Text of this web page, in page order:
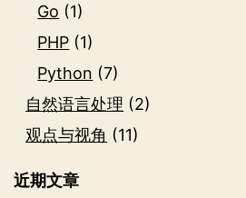
Go (1)
PHP (1)
Python (7)
自然语言处理 (2)
观点与视角 (11)
近期文章